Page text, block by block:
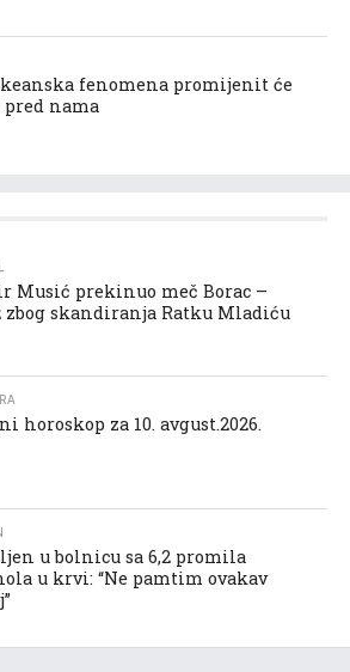
fenomena promijenit će
nama
Musić prekinuo meč Borac –
zbog skandiranja Ratku Mladiću
horoskop za 10. avgust.2026.
u bolnicu sa 6,2 promila
u krvi: “Ne pamtim ovakav